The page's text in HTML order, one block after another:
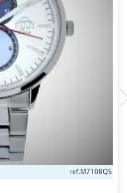
ref. M7108QS